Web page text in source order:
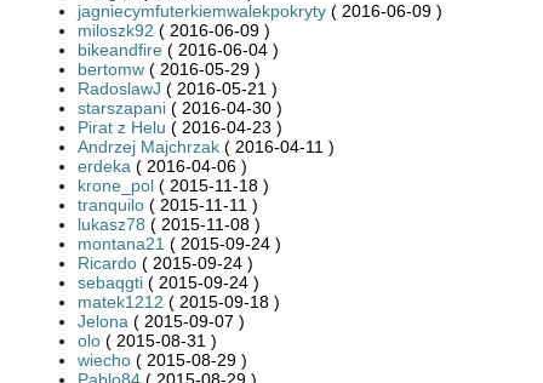
jagniecymfuterkiemwalekpokryty ( 2016-06-09 )
miloszk92 ( 2016-06-09 )
bikeandfire ( 2016-06-04 )
bertomw ( 2016-05-29 )
RadoslawJ ( 2016-05-21 )
starszapani ( 2016-04-30 )
Pirat z Helu ( 2016-04-23 )
Andrzej Majchrzak ( 2016-04-11 )
erdeka ( 2016-04-06 )
krone_pol ( 2015-11-18 )
tranquilo ( 2015-11-11 )
lukasz78 ( 2015-11-08 )
montana21 ( 2015-09-24 )
Ricardo ( 2015-09-24 )
sebaqgti ( 2015-09-24 )
matek1212 ( 2015-09-18 )
Jelona ( 2015-09-07 )
olo ( 2015-08-31 )
wiecho ( 2015-08-29 )
Pablo84 ( 2015-08-29 )